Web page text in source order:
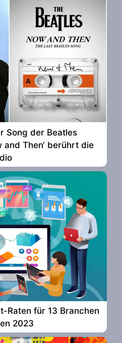
Song der Beatles
and Then‘ berührt die
Raten für 13 Branchen
2023